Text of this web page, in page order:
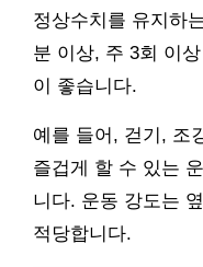
정상수치를 유지하
분 이상, 주 3회 이
이 좋습니다.
예를 들어, 걷기, 조
즐겁게 할 수 있는
니다. 운동 강도는
적당합니다.